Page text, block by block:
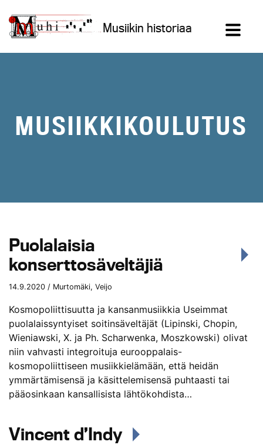
sisältöön
Musiikin historiaa
MUSIIKKIKOULUTUS
Puolalaisia
konserttosäveltäjiä
14.9.2020 / Murtomäki, Veijo
Kosmopoliittisuutta ja kansanmusiikkia Useimmat
puolalaissyntyiset soitinsäveltäjät (Lipinski, Chopin,
Wieniawski, X. ja Ph. Scharwenka, Moszkowski) olivat
niin vahvasti integroituja eurooppalais-
kosmopoliittiseen musiikkielämään, että heidän
ymmärtämisensä ja käsittelemisensä puhtaasti tai
pääosinkaan kansallisista lähtökohdista…
Vincent d’Indy